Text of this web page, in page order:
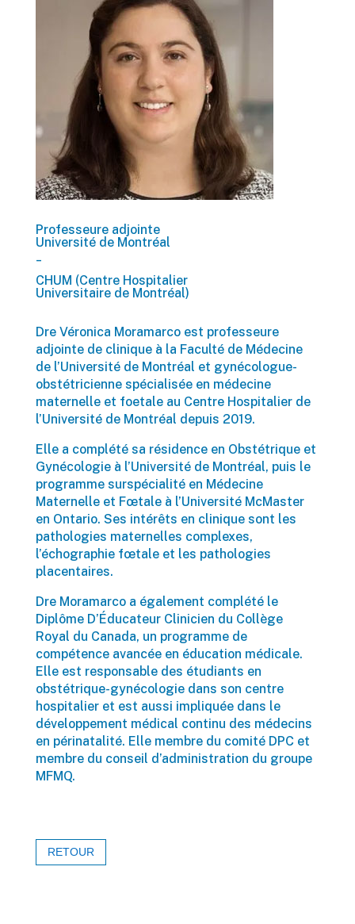
Professeure adjointe
Université de Montréal
CHUM (Centre Hospitalier
Universitaire de Montréal)
Dre Véronica Moramarco est professeure
adjointe de clinique à la Faculté de Médecine
de l’Université de Montréal et gynécologue-
obstétricienne spécialisée en médecine
maternelle et foetale au Centre Hospitalier de
l’Université de Montréal depuis 2019.
Elle a complété sa résidence en Obstétrique et
Gynécologie à l’Université de Montréal, puis le
programme surspécialité en Médecine
Maternelle et Fœtale à l’Université McMaster
en Ontario. Ses intérêts en clinique sont les
pathologies maternelles complexes,
l’échographie fœtale et les pathologies
placentaires.
Dre Moramarco a également complété le
Diplôme D’Éducateur Clinicien du Collège
Royal du Canada, un programme de
compétence avancée en éducation médicale.
Elle est responsable des étudiants en
obstétrique-gynécologie dans son centre
hospitalier et est aussi impliquée dans le
développement médical continu des médecins
en périnatalité. Elle membre du comité DPC et
membre du conseil d’administration du groupe
MFMQ.
RETOUR